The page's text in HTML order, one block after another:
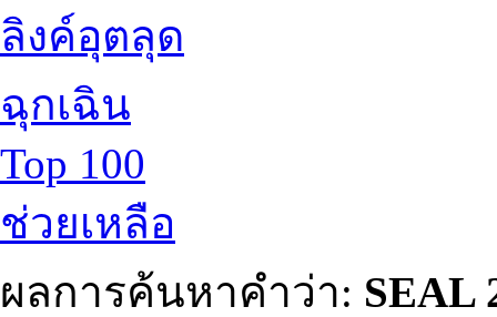
ลิงค์อุตลุด
ฉุกเฉิน
Top 100
ช่วยเหลือ
ผลการค้นหาคำว่า: SEAL